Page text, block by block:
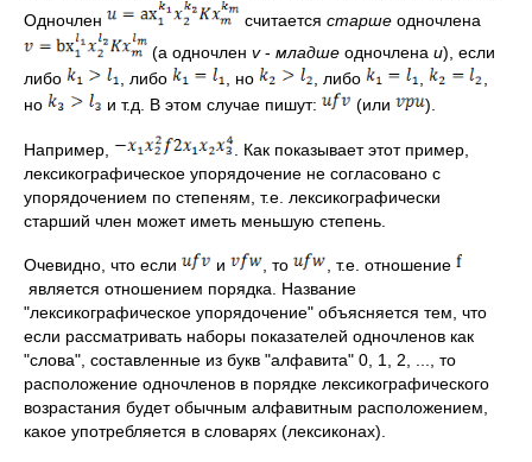
Одночлен
считается старше одночлена
(а одночлен v- младше одночлена u), если
либо
, либо , но , либо ,
,
но
и т.д. В этом случае пишут: (или ).
Например,
. Как показывает этот пример,
лексикографическое упорядочение не согласовано с
упорядочением по степеням, т.е. лексикографически
старший член может иметь меньшую степень.
Очевидно, что если и , то
, т.е. отношение
является отношением порядка. Название
"лексикографическое упорядочение" объясняется тем, что
если рассматривать наборы показателей одночленов как
"слова", составленные из букв "алфавита" 0, 1, 2, ..., то
расположение одночленов в порядке лексикографического
возрастания будет обычным алфавитным расположением,
какое употребляется в словарях (лексиконах).